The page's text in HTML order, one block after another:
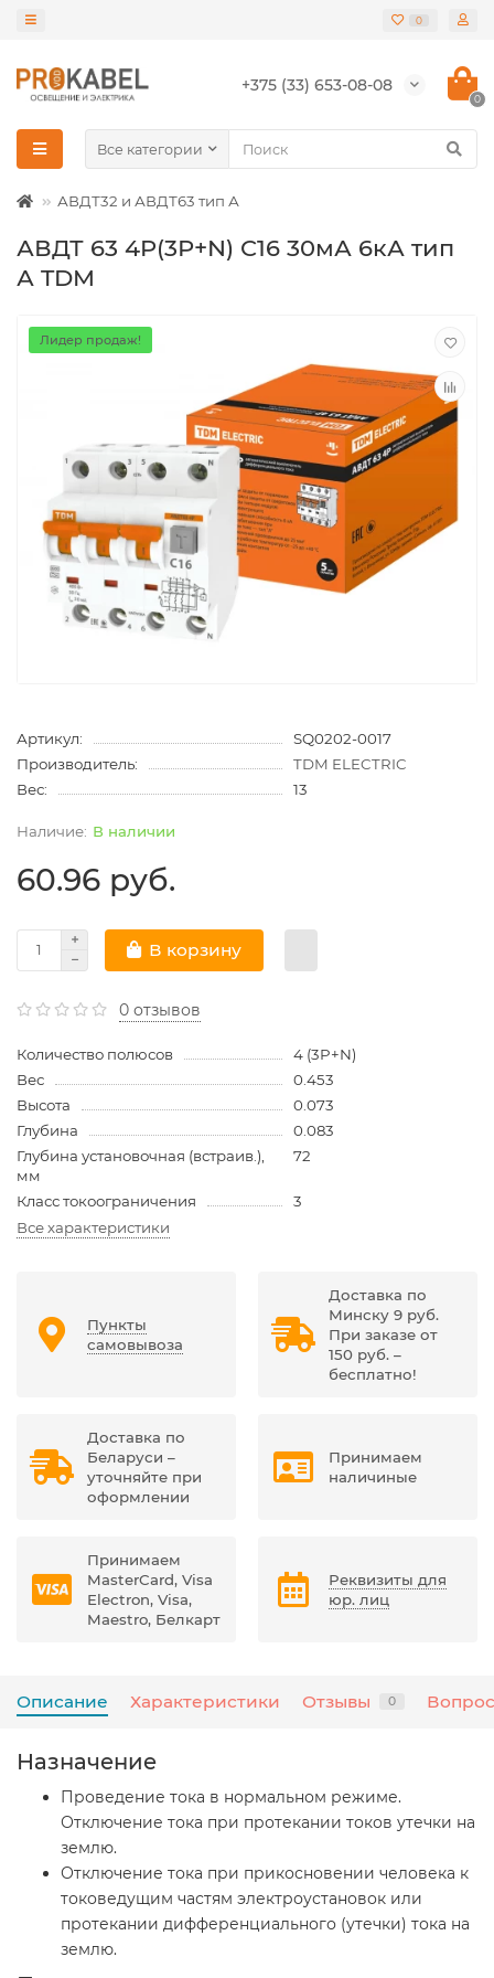
0
+375 (33) 653-08-08
0
Все категории
АВДТ32 и АВДТ63 тип А
АВДТ 63 4P(3Р+N) C16 30мА 6кА тип
А TDM
Лидер продаж!
Артикул:
SQ0202-0017
Производитель:
TDM ELECTRIC
Вес:
13
В наличии
60.96 руб.
В корзину
0 отзывов
Количество полюсов
4 (3P+N)
Вес
0.453
Высота
0.073
Глубина
0.083
Глубина установочная (встраив.),
мм
72
Класс токоограничения
3
Все характеристики
Пункты
самовывоза
Доставка по
Минску 9 руб.
При заказе от
150 руб. –
бесплатно!
Доставка по
Беларуси –
уточняйте при
оформлении
Принимаем
наличиные
Принимаем
MasterCard, Visa
Electron, Visa,
Maestro, Белкарт
Реквизиты для
юр. лиц
Описание Характеристики Отзывы 0
Назначение
Проведение тока в нормальном режиме.
Отключение тока при протекании токов утечки на
землю.
Отключение тока при прикосновении человека к
токоведущим частям электроустановок или
протекании дифференциального (утечки) тока на
землю.